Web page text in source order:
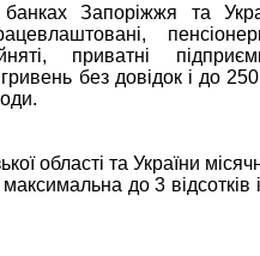
Запоріжжя та
приватні
без довідок і до
області та України
до 3 відсотків